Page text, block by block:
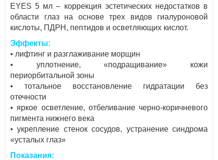
EYES 5 мл – коррекция эстетических недостатков в
области глаз на основе трех видов гиалуроновой
кислоты, ПДРН, пептидов и осветляющих кислот.
Эффекты:
• лифтинг и разглаживание морщин
• уплотнение, «подращивание» кожи
периорбитальной зоны
• тотальное восстановление гидратации без
отечности
• яркое осветление, отбеливание черно-коричневого
пигмента нижнего века
• укрепление стенок сосудов, устранение синдрома
«усталых глаз»
Показания: